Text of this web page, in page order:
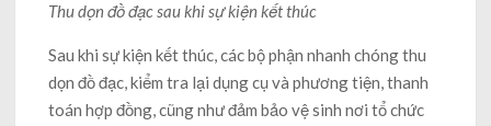
Thu dọn đồ đạc sau khi sự kiện kết thúc
Sau khi sự kiện kết thúc, các bộ phận nhanh chóng thu
dọn đồ đạc, kiểm tra lại dụng cụ và phương tiện, thanh
toán hợp đồng, cũng như đảm bảo vệ sinh nơi tổ chức